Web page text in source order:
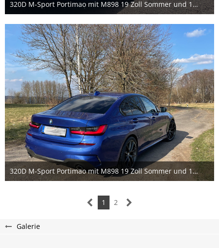
320D M-Sport Portimao mit M898 19 Zoll Sommer und 11er Spurverbreiterung pro Rad
26. März 2021
3
320D M-Sport Portimao mit M898 19 Zoll Sommer und 11er Spurverbreiterung pro Rad
26. März 2021
1 2
Galerie